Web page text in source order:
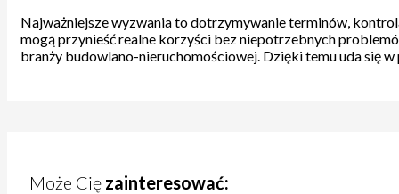
Najważniejsze wyzwania to dotrzymywanie terminów,
mogą przynieść realne korzyści bez niepotrzebnych
branży budowlano-nieruchomościowej. Dzięki temu uda się
Może Cię zainteresować: